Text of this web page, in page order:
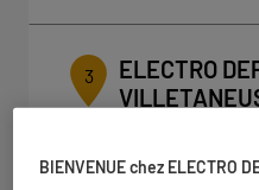
3
ELECTRO
93430
Fermé
BIENVENUE chez ELECTRO